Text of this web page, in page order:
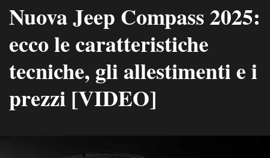
Nuova Jeep Compass 2025:
ecco le caratteristiche
tecniche, gli allestimenti e i
prezzi [VIDEO]